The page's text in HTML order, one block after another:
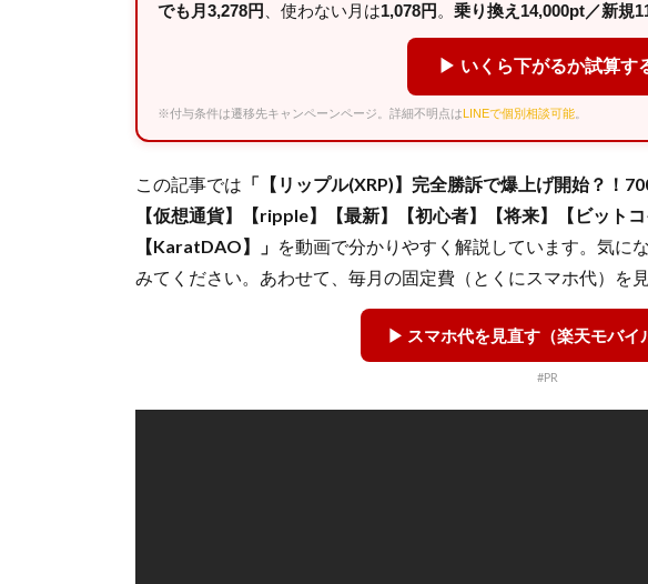
でも月3,278円
、使わない月は1,078円 。 乗り換え14,000pt／新規
▶ いくら下がるか試算す
※付与条件は遷移先キャンペーンページ。詳細不明点はLINEで個別相談可能
この記事では 「【リップル(XRP)】完全勝訴で爆上げ開始？！
【仮想通貨】【ripple】【最新】【初心者】【将来】【ビットコ
【KaratDAO】」 を動画で分かりやすく解説しています。気に
みてください。あわせて、毎月の固定費（とくにスマホ代）を
▶ スマホ代を見直す（楽天モバイ
#PR